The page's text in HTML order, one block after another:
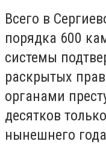
Всего в
порядка 600
системы
раскрытых
органами
десятков
нынешнего